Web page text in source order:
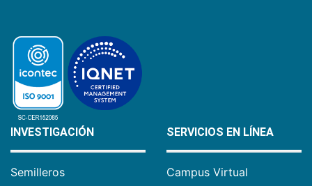
INVESTIGACIÓN
Semilleros
SERVICIOS EN LÍNEA
Campus Virtual